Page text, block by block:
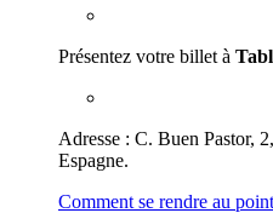
Présentez votre billet à
Adresse : C. Buen Pastor,
Espagne.
Comment se rendre au